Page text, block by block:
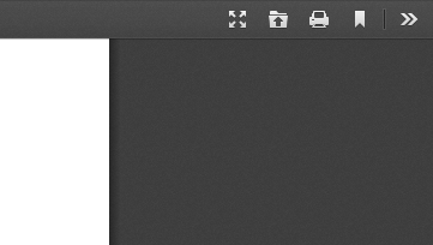
Presentation
Open Print
Current